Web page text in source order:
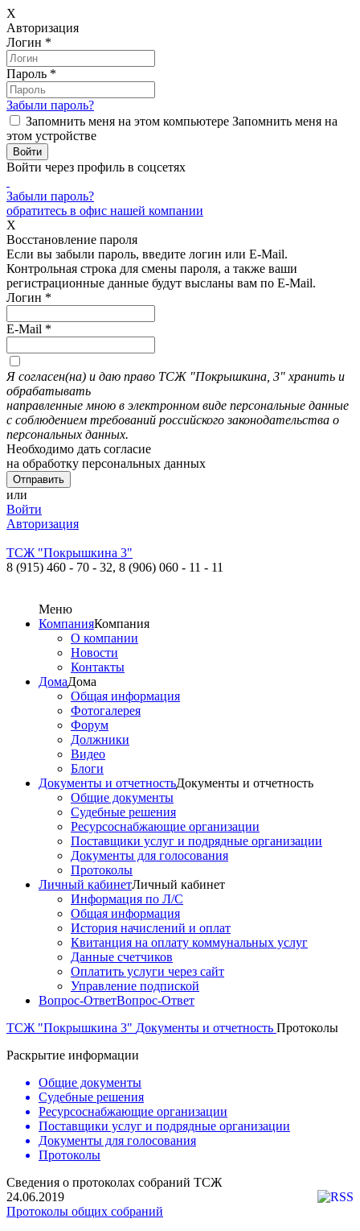
X
Авторизация
Логин *
Пароль *
Забыли пароль?
Запомнить меня на этом компьютере Запомнить меня на
этом устройстве
Войти через профиль в соцсетях
Забыли пароль?
обратитесь в офис нашей компании
X
Восстановление пароля
Если вы забыли пароль, введите логин или E-Mail.
Контрольная строка для смены пароля, а также ваши
регистрационные данные будут высланы вам по E-Mail.
Логин *
E-Mail *
Я согласен(на) и даю право ТСЖ "Покрышкина, 3" хранить и
обрабатывать
направленные мною в электронном виде персональные данные
с соблюдением требований российского законодательства о
персональных данных.
Необходимо дать согласие
на обработку персональных данных
или
Войти
Авторизация
ТСЖ "Покрышкина 3"
8 (915) 460 - 70 - 32, 8 (906) 060 - 11 - 11
Меню
КомпанияКомпания
О компании
Новости
Контакты
ДомаДома
Общая информация
Фотогалерея
Форум
Должники
Видео
Блоги
Документы и отчетностьДокументы и отчетность
Общие документы
Судебные решения
Ресурсоснабжающие организации
Поставщики услуг и подрядные организации
Документы для голосования
Протоколы
Личный кабинетЛичный кабинет
Информация по Л/С
Общая информация
История начислений и оплат
Квитанция на оплату коммунальных услуг
Данные счетчиков
Оплатить услуги через сайт
Управление подпиской
Вопрос-ОтветВопрос-Ответ
ТСЖ "Покрышкина 3" Документы и отчетность Протоколы
Раскрытие информации
Общие документы
Судебные решения
Ресурсоснабжающие организации
Поставщики услуг и подрядные организации
Документы для голосования
Протоколы
Сведения о протоколах собраний ТСЖ
24.06.2019
Протоколы общих собраний